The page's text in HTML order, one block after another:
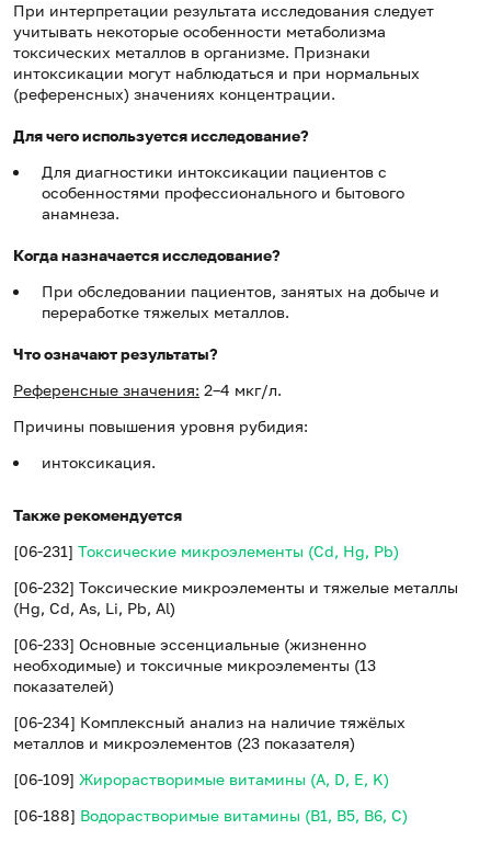
При интерпретации результата исследования следует
учитывать некоторые особенности метаболизма
токсических металлов в организме. Признаки
интоксикации могут наблюдаться и при нормальных
(референсных) значениях концентрации.
Для чего используется исследование?
Для диагностики интоксикации пациентов с
особенностями профессионального и бытового
анамнеза.
Когда назначается исследование?
При обследовании пациентов, занятых на добыче и
переработке тяжелых металлов.
Что означают результаты?
Референсные значения: 2–4 мкг/л.
Причины повышения уровня рубидия:
интоксикация.
Также рекомендуется
[06-231] Токсические микроэлементы (Cd, Hg, Pb)
[06-232] Токсические микроэлементы и тяжелые металлы
(Hg, Cd, As, Li, Pb, Al)
[06-233] Основные эссенциальные (жизненно
необходимые) и токсичные микроэлементы (13
показателей)
[06-234] Комплексный анализ на наличие тяжёлых
металлов и микроэлементов (23 показателя)
[06-109] Жирорастворимые витамины (A, D, E, K)
[06-188] Водорастворимые витамины (B1, B5, B6, С)